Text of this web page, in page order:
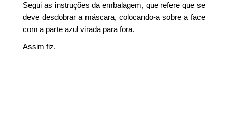
Segui as instruções da embalagem, que refere que se
deve desdobrar a máscara, colocando-a sobre a face
com a parte azul virada para fora.
Assim fiz.